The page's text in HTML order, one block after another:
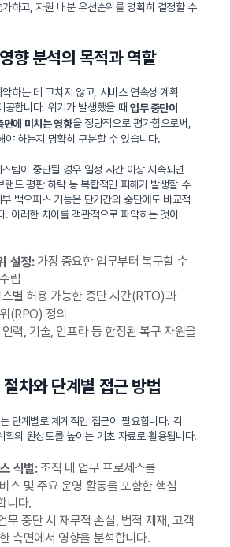
하고, 자원 배분 우선순위를 명확히 결정할 수
향 분석의 목적과 역할
하는 데 그치지 않고, 서비스 연속성 계획
공합니다. 위기가 발생했을 때 업무 중단이
면에 미치는 영향을 정량적으로 평가함으로써,
야 하는지 명확히 구분할 수 있습니다.
템이 중단될 경우 일정 시간 이상 지속되면
랜드 평판 하락 등 복합적인 피해가 발생할 수
백오피스 기능은 단기간의 중단에도 비교적
. 이러한 차이를 객관적으로 파악하는 것이
설정:가장 중요한 업무부터 복구할 수
립
별 허용 가능한 중단 시간(RTO)과
(RPO) 정의
력, 기술, 인프라 등 한정된 복구 자원을
차와 단계별 접근 방법
단계별로 체계적인 접근이 필요합니다. 각
획의 완성도를 높이는 기초 자료로 활용됩니다.
식별:조직 내 업무 프로세스를
스 및 주요 운영 활동을 포함한 핵심
니다.
무 중단 시 재무적 손실, 법적 제재, 고객
측면에서 영향을 분석합니다.